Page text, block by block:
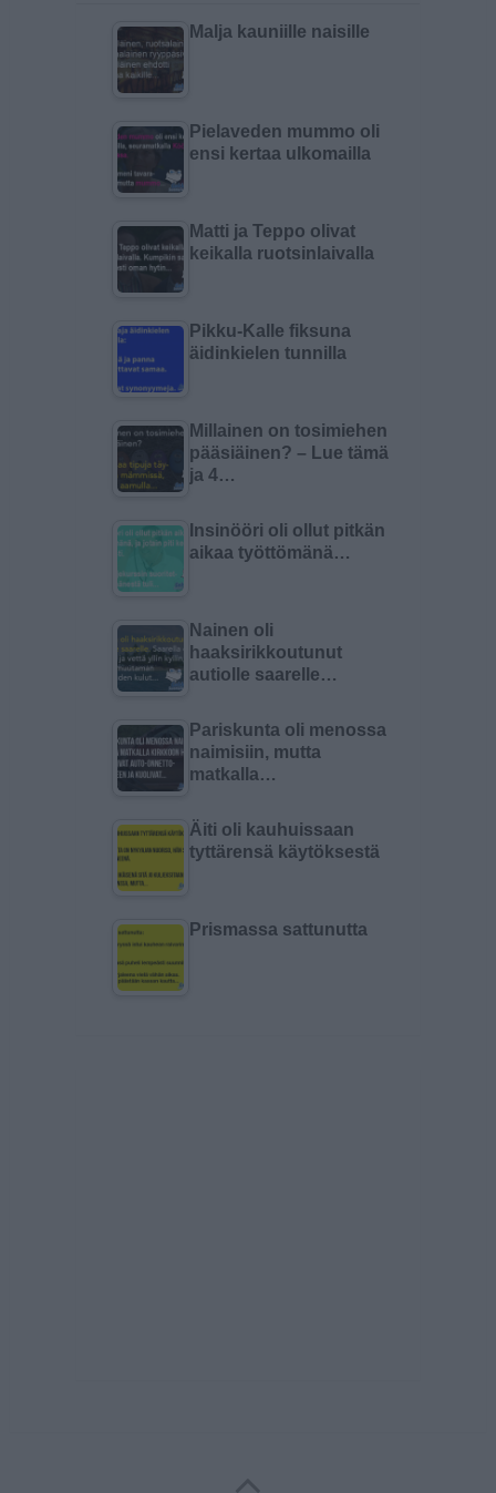
Malja kauniille naisille
Pielaveden mummo oli
ensi kertaa ulkomailla
Matti ja Teppo olivat
keikalla ruotsinlaivalla
Pikku-Kalle fiksuna
äidinkielen tunnilla
Millainen on tosimiehen
pääsiäinen? – Lue tämä
ja 4…
Insinööri oli ollut pitkän
aikaa työttömänä…
Nainen oli
haaksirikkoutunut
autiolle saarelle…
Pariskunta oli menossa
naimisiin, mutta
matkalla…
Äiti oli kauhuissaan
tyttärensä käytöksestä
Prismassa sattunutta